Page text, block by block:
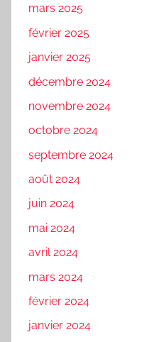
mars 2025
février 2025
janvier 2025
décembre 2024
novembre 2024
octobre 2024
septembre 2024
août 2024
juin 2024
mai 2024
avril 2024
mars 2024
février 2024
janvier 2024